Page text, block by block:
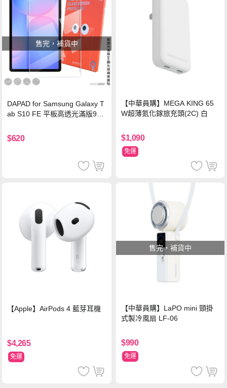
售完，補貨中
DAPAD for Samsung Galaxy T
ab S10 FE 平板高透光滿版9H
$620
【中華員購】MEGA KING 65
W超薄氮化鎵旅充頭(2C) 白
$1,090
免運
【Apple】AirPods 4 藍芽耳機
$4,265
免運
售完，補貨中
【中華員購】LaPO mini 頸掛
式製冷風扇 LF-06
$990
免運